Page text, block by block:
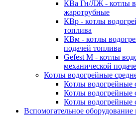
КВа Гн/ЛЖ - котлы
жаротрубные
КВр - котлы
топлива
КВм - котлы
подачей топлива
Gefest M - котлы
механической
Котлы водогрейные
Котлы
Котлы
Котлы
Вспомогательное оборудование